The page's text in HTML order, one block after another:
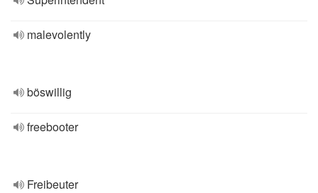
malevolently
böswillig
freebooter
Freibeuter